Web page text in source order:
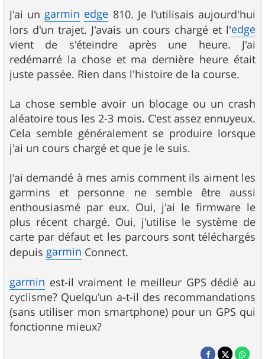
s
s
a
g
e
J'ai ungarmin edge 810. Je l'utilisais aujourd'hui
lors d'un trajet. J'avais un cours chargé et l'edge
vient de s'éteindre après une heure. J'ai
redémarré la chose et ma dernière heure était
juste passée. Rien dans l'histoire de la course.
La chose semble avoir un blocage ou un crash
aléatoire tous les 2-3 mois. C'est assez ennuyeux.
Cela semble généralement se produire lorsque
j'ai un cours chargé et que je le suis.
J'ai demandé à mes amis comment ils aiment les
garmins et personne ne semble être aussi
enthousiasmé par eux. Oui, j'ai le firmware le
plus récent chargé. Oui, j'utilise le système de
carte par défaut et les parcours sont téléchargés
depuis garmin Connect.
garmin est-il vraiment le meilleur GPS dédié au
cyclisme? Quelqu'un a-t-il des recommandations
(sans utiliser mon smartphone) pour un GPS qui
fonctionne mieux?